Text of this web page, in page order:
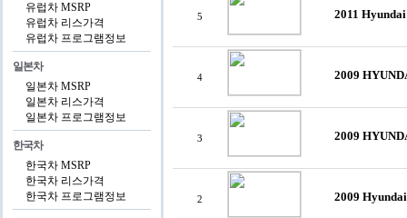
유럽차 MSRP
유럽차 리스가격
유럽차 프로그램정보
일본차
일본차 MSRP
일본차 리스가격
일본차 프로그램정보
한국차
한국차 MSRP
한국차 리스가격
한국차 프로그램정보
5 2011
4 2009
3 2009
2 2009